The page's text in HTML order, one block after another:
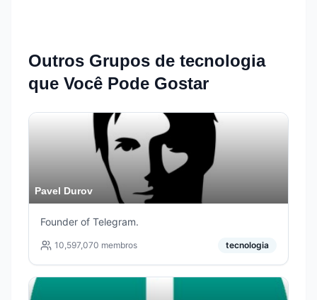
Outros Grupos de tecnologia
que Você Pode Gostar
Pavel Durov
Founder of Telegram.
10,597,070 membros tecnologia